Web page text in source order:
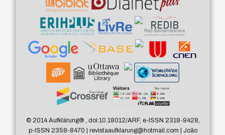
© 2014 Aufklärung®, doi:10.18012/ARF, e-ISSN 2318-9428,
p-ISSN 2358-8470 | revistaaufklarung@hotmail.com | João